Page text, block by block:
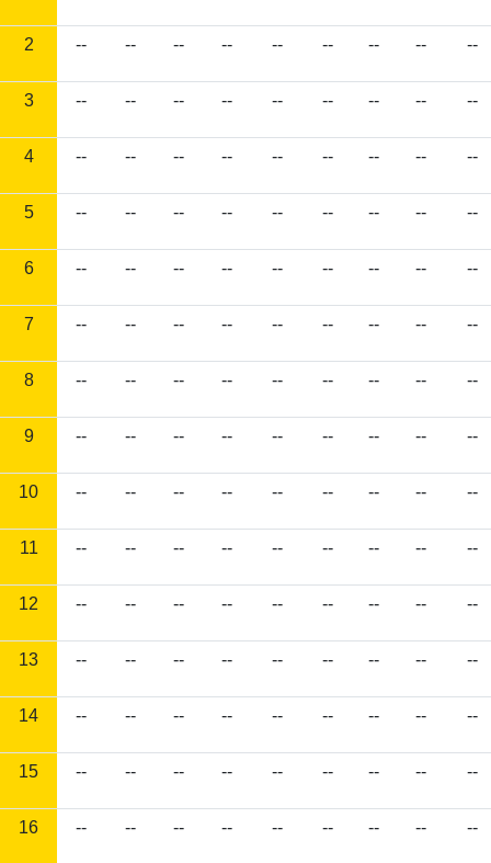
2 -- -- -- -- -- -- -- -- --
3 -- -- -- -- -- -- -- -- --
4 -- -- -- -- -- -- -- -- --
5 -- -- -- -- -- -- -- -- --
6 -- -- -- -- -- -- -- -- --
7 -- -- -- -- -- -- -- -- --
8 -- -- -- -- -- -- -- -- --
9 -- -- -- -- -- -- -- -- --
10 -- -- -- -- -- -- -- -- --
11 -- -- -- -- -- -- -- -- --
12 -- -- -- -- -- -- -- -- --
13 -- -- -- -- -- -- -- -- --
14 -- -- -- -- -- -- -- -- --
15 -- -- -- -- -- -- -- -- --
16 -- -- -- -- -- -- -- -- --